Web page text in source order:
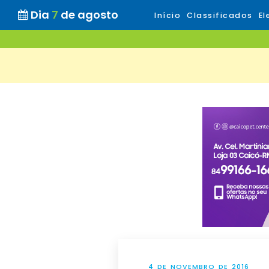
Dia 7 de agosto Início Classificados
4 DE NOVEMBRO DE 2016